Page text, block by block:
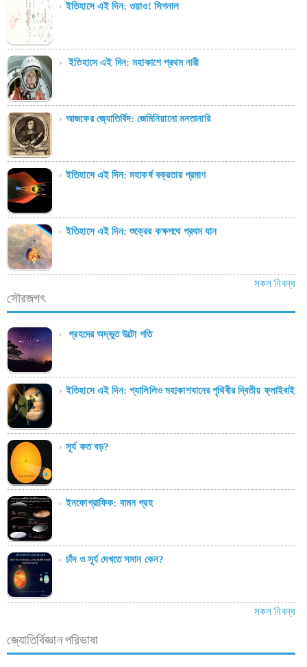
ইতিহাসে এই দিন: ওয়াও! সিগনাল
ইতিহাসে এই দিন: মহাকাশে প্রথম নারী
আজকের জ্যোতির্বিদ: জেমিনিয়ানো মনতানারি
ইতিহাসে এই দিন: মহাকর্ষ বক্রতার প্রমাণ
ইতিহাসে এই দিন: শুক্রের কক্ষপথে প্রথম যান
সকল নিবন্ধ
সৌরজগৎ
গ্রহদের অদ্ভুত উল্টো গতি
ইতিহাসে এই দিন: গ্যালিলিও মহাকাশযানের পৃথিবীর দ্বিতীয় ফ্লাইবাই
সূর্য কত বড়?
ইনফোগ্রাফিক: বামন গ্রহ
চাঁদ ও সূর্য দেখতে সমান কেন?
সকল নিবন্ধ
জ্যোতির্বিজ্ঞান পরিভাষা